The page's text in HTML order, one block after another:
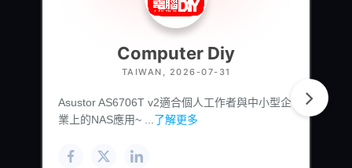
Computer Diy
TAIWAN, 2026-07-31
Asustor AS6706T v2適合個人工作者與中小型企
業上的NAS應用~ ... 了解更多